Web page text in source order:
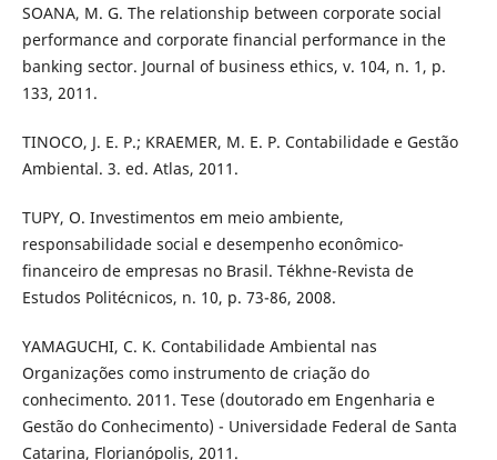
SOANA, M. G. The relationship between corporate social
performance and corporate financial performance in the
banking sector. Journal of business ethics, v. 104, n. 1, p.
133, 2011.
TINOCO, J. E. P.; KRAEMER, M. E. P. Contabilidade e Gestão
Ambiental. 3. ed. Atlas, 2011.
TUPY, O. Investimentos em meio ambiente,
responsabilidade social e desempenho econômico-
financeiro de empresas no Brasil. Tékhne-Revista de
Estudos Politécnicos, n. 10, p. 73-86, 2008.
YAMAGUCHI, C. K. Contabilidade Ambiental nas
Organizações como instrumento de criação do
conhecimento. 2011. Tese (doutorado em Engenharia e
Gestão do Conhecimento) - Universidade Federal de Santa
Catarina, Florianópolis, 2011.